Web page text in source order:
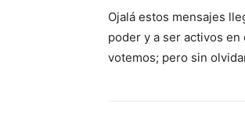
Ojalá estos mensa­jes
poder y a ser activos
votemos; pero sin